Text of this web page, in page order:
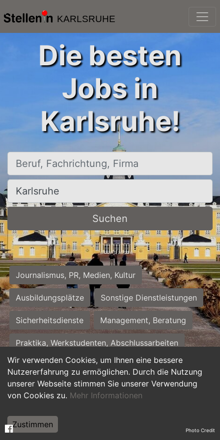
KARLSRUHE
Wir verwenden Cookies, um Ihnen eine bessere
Nutzererfahrung zu ermöglichen. Durch die Nutzung
unserer Webseite stimmen Sie unserer Verwendung
von Cookies zu. Mehr Informationen
Zustimmen
Die besten
Jobs in
Karlsruhe!
Beruf, Fachrichtung, Firma
Ort, Stadt
Suchen
Journalismus, PR, Medien, Kultur
Ausbildungsplätze Sonstige Dienstleistungen
Sicherheitsdienste Management, Beratung
Praktika, Werkstudenten, Abschlussarbeiten
Personalwesen Assistenz, Sekretariat
Hilfskräfte, Aushilfs- und Nebenjobs
Weiterbildung, Studium, duale Ausbildung Photo Credit